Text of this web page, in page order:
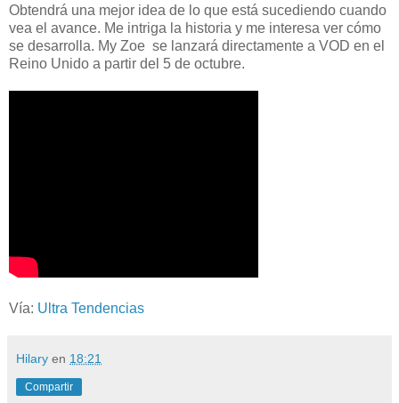
Obtendrá una mejor idea de lo que está sucediendo cuando
vea el avance. Me intriga la historia y me interesa ver cómo
se desarrolla. My Zoe se lanzará directamente a VOD en el
Reino Unido a partir del 5 de octubre.
Vía: Ultra Tendencias
Hilary en 18:21
Compartir